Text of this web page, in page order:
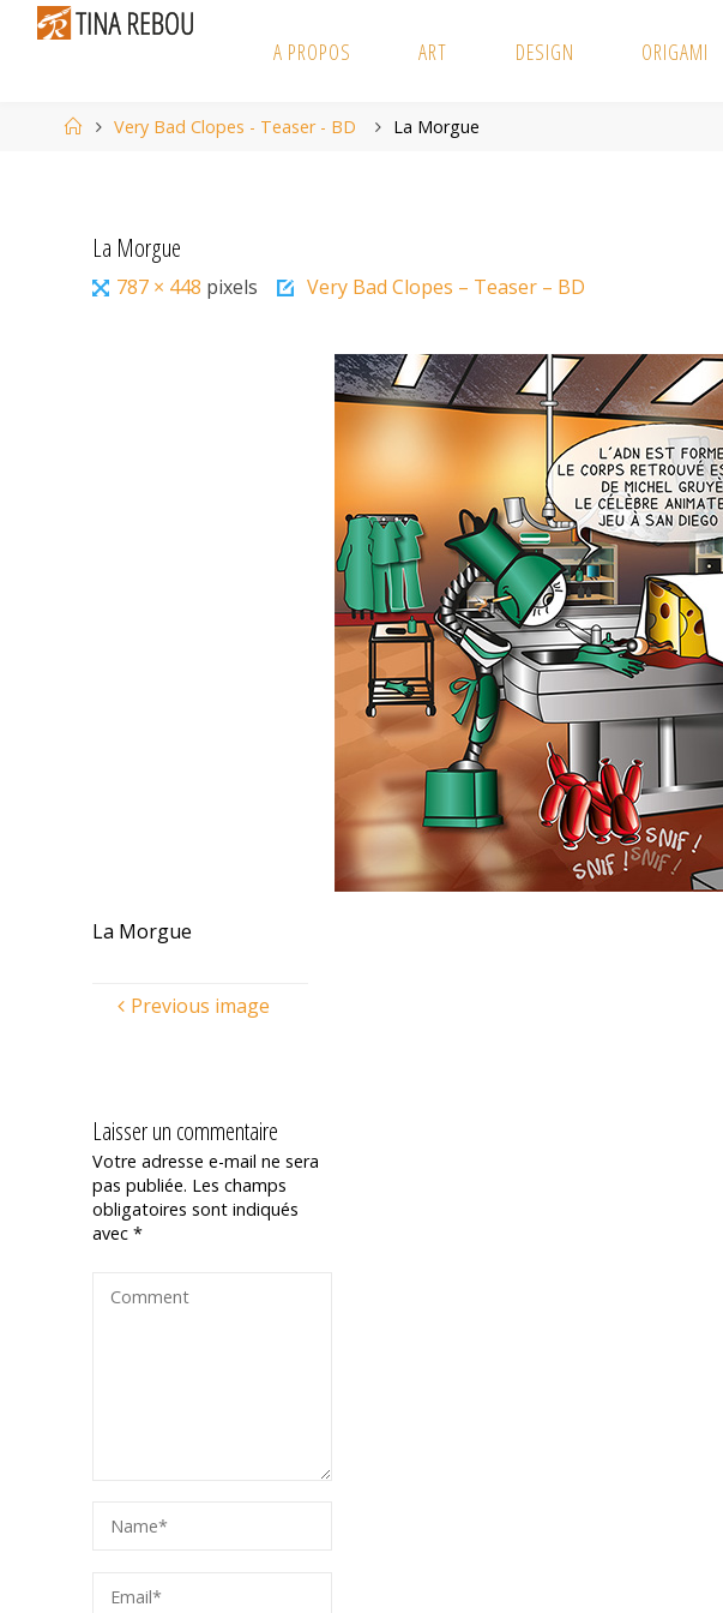
A PROPOS ART DESIGN ORIGAMI
HomeVery Bad Clopes - Teaser - BD La Morgue
La Morgue
Full787 × 448 pixels Very Bad Clopes – Teaser – BD
La Morgue
Previous image
Laisser un commentaire
Votre adresse e-mail ne sera
pas publiée. Les champs
obligatoires sont indiqués
avec *